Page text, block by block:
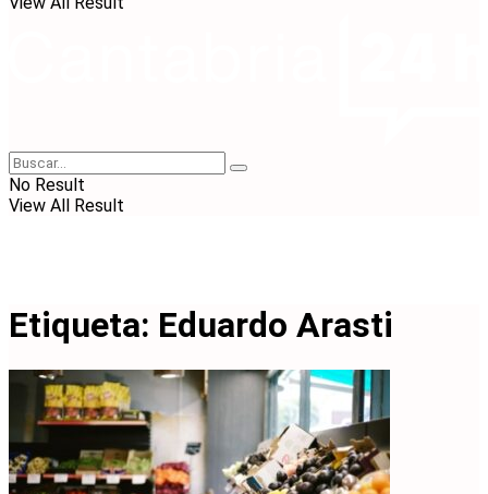
No Result
View All Result
Etiqueta: Eduardo Arasti